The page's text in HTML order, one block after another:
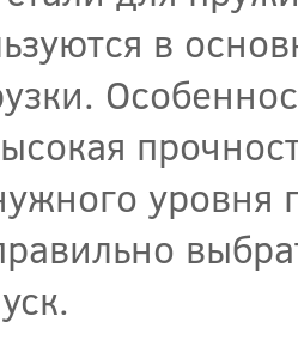
в
уровня